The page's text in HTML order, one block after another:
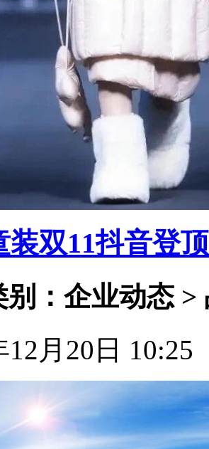
装双11抖音登
别：企业动态 >
12月20日 10:25